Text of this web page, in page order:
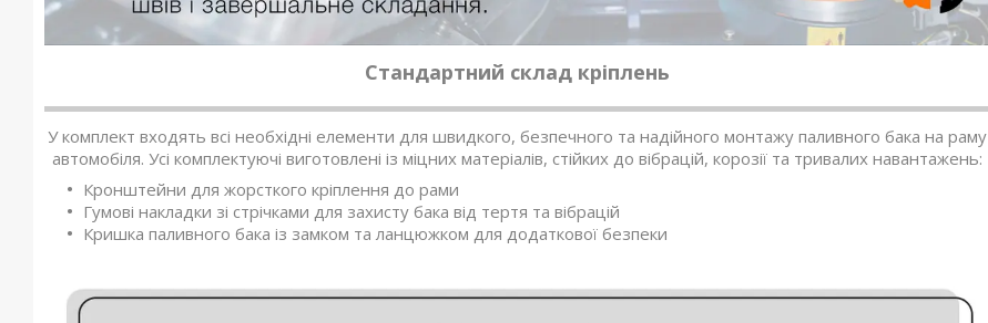
Стандартний склад кріплень
У комплект входять всі необхідні елементи для швидкого, безпечного та надійного монтажу паливного бака на раму
автомобіля. Усі комплектуючі виготовлені із міцних матеріалів, стійких до вібрацій, корозії та тривалих навантажень:
Кронштейни для жорсткого кріплення до рами
Гумові накладки зі стрічками для захисту бака від тертя та вібрацій
Кришка паливного бака із замком та ланцюжком для додаткової безпеки